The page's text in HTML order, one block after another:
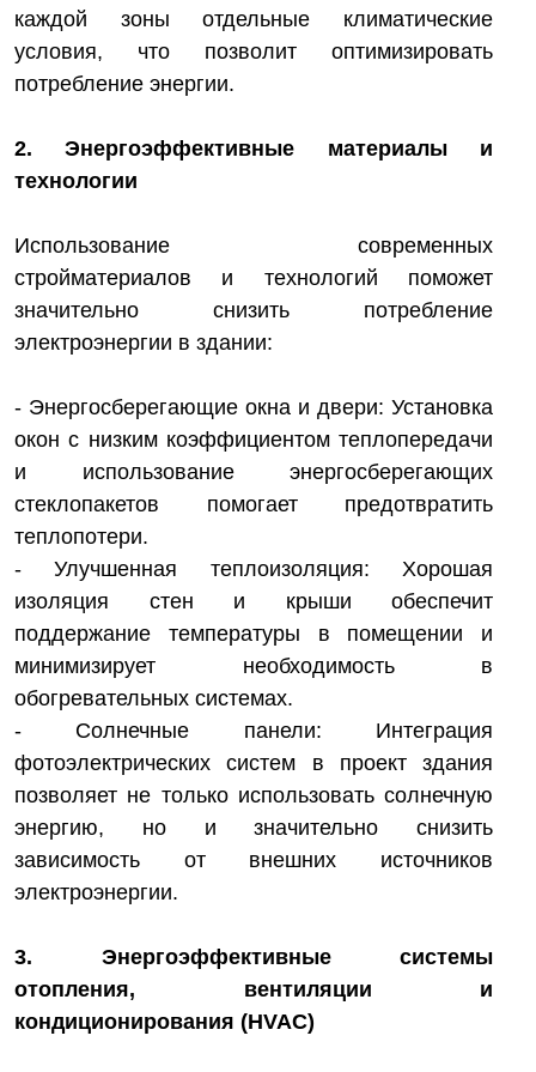
каждой зоны отдельные климатические
условия, что позволит оптимизировать
потребление энергии.
2. Энергоэффективные материалы и
технологии
Использование современных
стройматериалов и технологий поможет
значительно снизить потребление
электроэнергии в здании:
- Энергосберегающие окна и двери: Установка
окон с низким коэффициентом теплопередачи
и использование энергосберегающих
стеклопакетов помогает предотвратить
теплопотери.
- Улучшенная теплоизоляция: Хорошая
изоляция стен и крыши обеспечит
поддержание температуры в помещении и
минимизирует необходимость в
обогревательных системах.
- Солнечные панели: Интеграция
фотоэлектрических систем в проект здания
позволяет не только использовать солнечную
энергию, но и значительно снизить
зависимость от внешних источников
электроэнергии.
3. Энергоэффективные системы
отопления, вентиляции и
кондиционирования (HVAC)